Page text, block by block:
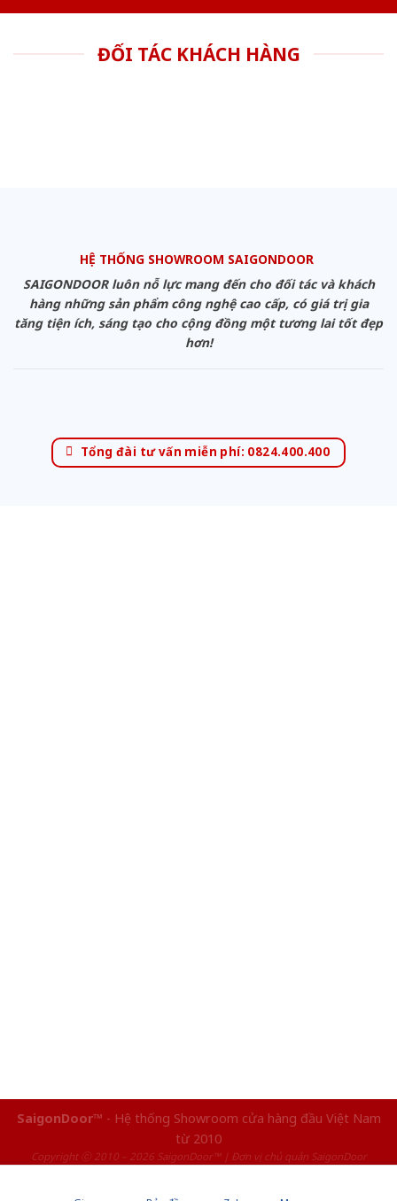
ĐỐI TÁC KHÁCH HÀNG
HỆ THỐNG SHOWROOM SAIGONDOOR
SAIGONDOOR luôn nỗ lực mang đến cho đối tác và khách
hàng những sản phẩm công nghệ cao cấp, có giá trị gia
tăng tiện ích, sáng tạo cho cộng đồng một tương lai tốt đẹp
hơn!
Tổng đài tư vấn miễn phí: 0824.400.400
SaigonDoor™ - Hệ thống Showroom cửa hàng đầu Việt Nam
từ 2010
Copyright ⓒ 2010 – 2026 SaigonDoor™ | Đơn vị chủ quản SaigonDoor